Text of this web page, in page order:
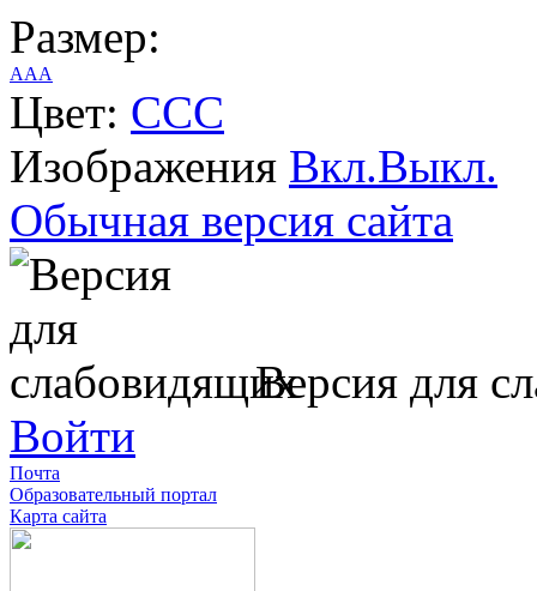
Размер:
AAA
Цвет: CCC
Изображения Вкл.Выкл.
Обычная версия сайта
Версия для
Войти
Почта
Образовательный портал
Карта сайта